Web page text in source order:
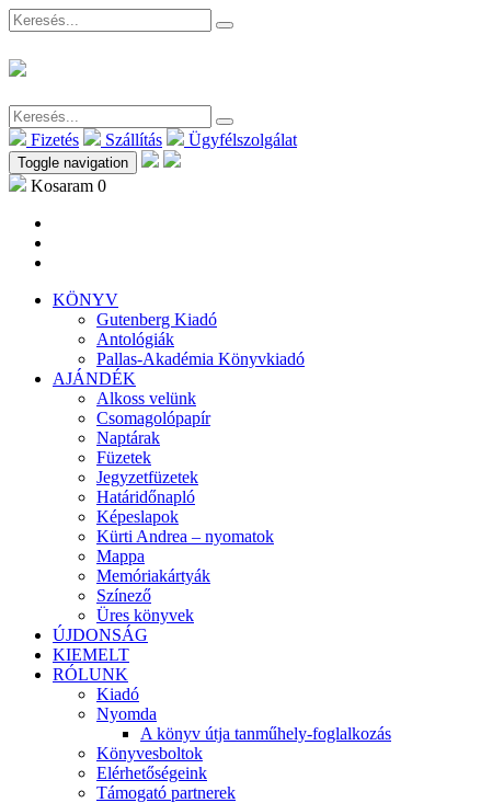
Fizetés Szállítás Ügyfélszolgálat
Toggle navigation
Kosaram 0
KÖNYV
Gutenberg Kiadó
Antológiák
Pallas-Akadémia Könyvkiadó
AJÁNDÉK
Alkoss velünk
Csomagolópapír
Naptárak
Füzetek
Jegyzetfüzetek
Határidőnapló
Képeslapok
Kürti Andrea – nyomatok
Mappa
Memóriakártyák
Színező
Üres könyvek
ÚJDONSÁG
KIEMELT
RÓLUNK
Kiadó
Nyomda
A könyv útja tanműhely-foglalkozás
Könyvesboltok
Elérhetőségeink
Támogató partnerek